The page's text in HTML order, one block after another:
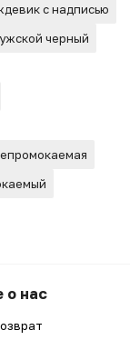
с надписью
черный
о нас